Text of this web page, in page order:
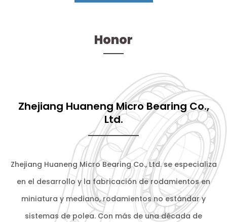
Honor
Zhejiang Huaneng Micro Bearing Co.,
Ltd.
Zhejiang Huaneng Micro Bearing Co., Ltd. se especializa
en el desarrollo y la fabricación de rodamientos en
miniatura y mediano, rodamientos no estándar y
sistemas de polea. Con más de una década de